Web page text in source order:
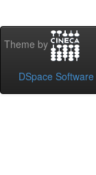
Theme by
DSpace Software